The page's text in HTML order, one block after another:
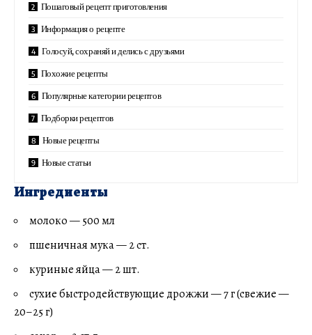
Пошаговый рецепт приготовления
Информация о рецепте
Голосуй, сохраняй и делись с друзьями
Похожие рецепты
Популярные категории рецептов
Подборки рецептов
Новые рецепты
Новые статьи
Ингредиенты
молоко — 500 мл
пшеничная мука — 2 ст.
куриные яйца — 2 шт.
сухие быстродействующие дрожжи — 7 г (свежие —
20–25 г)